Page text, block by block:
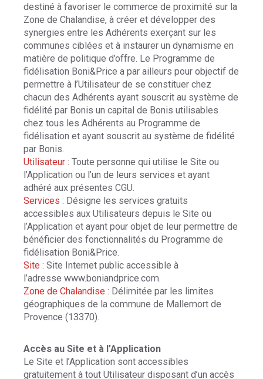
destiné à favoriser le commerce de proximité sur la
Zone de Chalandise, à créer et développer des
synergies entre les Adhérents exerçant sur les
communes ciblées et à instaurer un dynamisme en
matière de politique d’offre. Le Programme de
fidélisation Boni&Price a par ailleurs pour objectif de
permettre à l’Utilisateur de se constituer chez
chacun des Adhérents ayant souscrit au système de
fidélité par Bonis un capital de Bonis utilisables
chez tous les Adhérents au Programme de
fidélisation et ayant souscrit au système de fidélité
par Bonis.
Utilisateur : Toute personne qui utilise le Site ou
l’Application ou l’un de leurs services et ayant
adhéré aux présentes CGU.
Services : Désigne les services gratuits
accessibles aux Utilisateurs depuis le Site ou
l’Application et ayant pour objet de leur permettre de
bénéficier des fonctionnalités du Programme de
fidélisation Boni&Price.
Site : Site Internet public accessible à
l’adresse www.boniandprice.com.
Zone de Chalandise : Délimitée par les limites
géographiques de la commune de Mallemort de
Provence (13370).
Accès au Site et à l’Application
Le Site et l’Application sont accessibles
gratuitement à tout Utilisateur disposant d’un accès